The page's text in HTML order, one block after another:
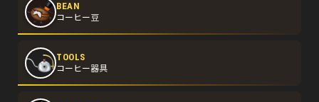
BEAN
コーヒー豆
TOOLS
コーヒー器具